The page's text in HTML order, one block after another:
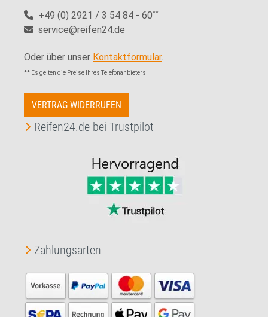
+49 (0) 2921 / 3 54 84 - 60**
service@reifen24.de
Oder über unser Kontaktformular.
** Es gelten die Preise Ihres Telefonanbieters
VERTRAG WIDERRUFEN
Reifen24.de bei Trustpilot
Zahlungsarten